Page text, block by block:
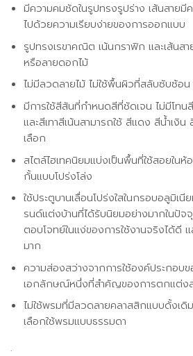
มีความคมชัดในรูปทรงรูปร่าง เส้นสายมี
ไปด้วยความเรียบง่ายของการออกแบบ
รูปทรงเรขาคณิต เน้นกราฟิก และเส้นสา
หรือลายดอกไม้
ไม่มีลวดลายไม้ ไม่ใช้พื้นผิวที่สลับซับซ้อน
มีการใช้สีสันที่กำหนดสีที่ชัดเจน ไม่มีโท
และสีเทาสีเน้นสามารถใช้ สีแดง สีน้ำเงิน
เลือก
สไตล์ไฮเทคนิยมแบ่งเป็นพื้นที่ใช้สอยใน
กั้นแบบโปร่งโล่ง
ใช้ประตูบานเลื่อนโปร่งใสในกรอบอลูมิเนี
รนด์แต่งบ้านที่ได้รับนิยมอย่างมากในปัจ
ตอบโจทย์ในแง่ของการใช้งานจริงได้ดี
มาก
ความส่องสว่างจากการใช้องค์ประกอบ
เอกลักษณ์หนึ่งที่สำคัญของการตกแต่งส
ไม่ใช้พรมที่มีลวดลายคลาสสิกแบบดั้งเดิ
เลือกใช้พรมแบบธรรมดา
.